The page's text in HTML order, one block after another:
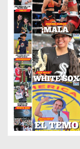
n
d
e
e
n
t
r